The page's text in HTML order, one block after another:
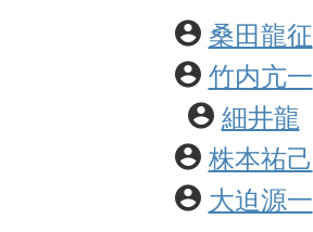
桑田龍征
竹内亢一
細井龍
株本祐己
大迫源一